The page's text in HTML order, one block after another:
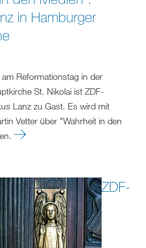
in Hamburger
Reformationstag in der
St. Nikolai ist ZDF-
Lanz zu Gast. Es wird mit
Vetter über "Wahrheit in den
ZDF-